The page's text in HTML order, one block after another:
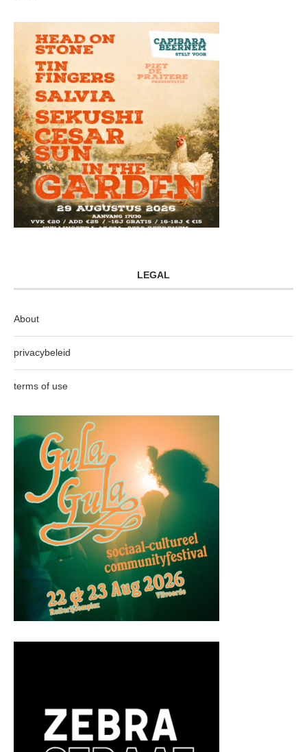
LEGAL
About
privacybeleid
terms of use